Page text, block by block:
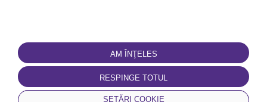
AM ÎNŢELES
RESPINGE TOTUL
SETĂRI COOKIE
TERMENI DE UTILIZARE
Termeni și condiții
Politica de
Confidențialitate
Politica de cookie-uri
DESCĂRCAȚI
APLICAȚIA